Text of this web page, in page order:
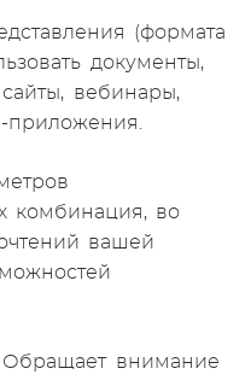
(формата
документы,
вебинары,
комбинация, во
вашей
внимание